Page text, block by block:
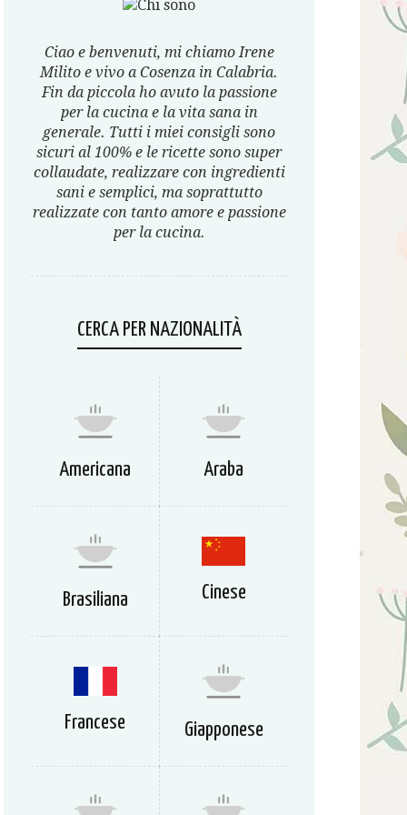
Ciao e benvenuti, mi chiamo Irene
Milito e vivo a Cosenza in Calabria.
Fin da piccola ho avuto la passione
per la cucina e la vita sana in
generale. Tutti i miei consigli sono
sicuri al 100% e le ricette sono super
collaudate, realizzare con ingredienti
sani e semplici, ma soprattutto
realizzate con tanto amore e passione
per la cucina.
CERCA PER NAZIONALITÀ
Americana Araba
Brasiliana Cinese
Francese Giapponese